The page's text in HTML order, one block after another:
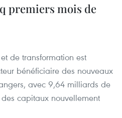
premiers mois de
de transformation est
bénéficiaire des nouveaux
avec 9,64 milliards de
capitaux nouvellement